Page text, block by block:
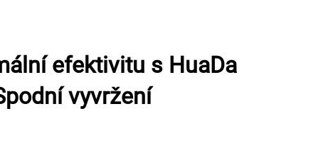
efektivitu s HuaDa
vyvržení